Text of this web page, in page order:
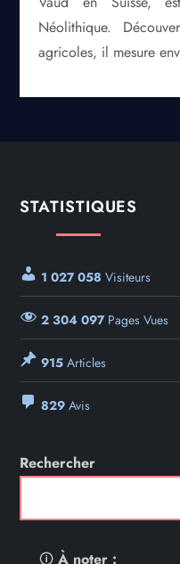
Néolithique.
agricoles, il mesure
STATISTIQUES
1 027 058 Visiteurs
2 304 097Pages Vues
915 Articles
829 Avis
Rechercher
🛈À noter :